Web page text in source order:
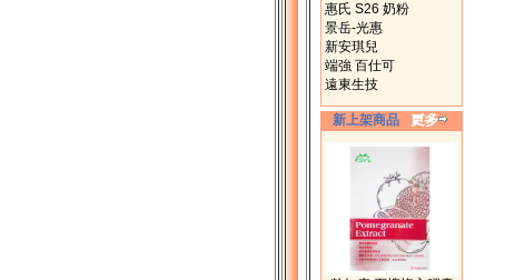
惠氏 S26 奶粉
景岳-光惠
新安琪兒
端強 百仕可
遠東生技
新上架商品